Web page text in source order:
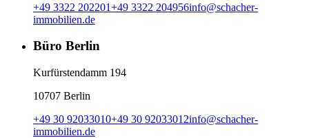
+49 3322 202201+49 3322 204956info@schacher-
immobilien.de
Büro Berlin
Kurfürstendamm 194
10707 Berlin
+49 30 92033010+49 30 92033012info@schacher-
immobilien.de